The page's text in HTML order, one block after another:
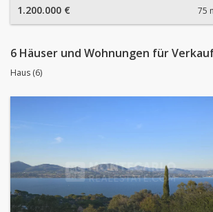
1.200.000 € 75
6 Häuser und Wohnungen für
Haus (6)